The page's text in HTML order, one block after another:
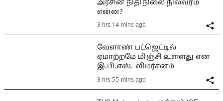
அரசின் நிதிநிலை நிலவரம்
என்ன?
3 hrs 14 mins ago
வேளாண் பட்ஜெட்டில்
ஏமாற்றமே மிஞ்சி உள்ளது என
இ.பி.எஸ். விமர்சனம்
3 hrs 55 mins ago